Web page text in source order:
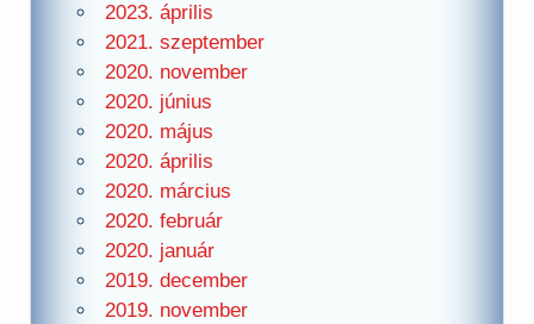
2023. április
2021. szeptember
2020. november
2020. június
2020. május
2020. április
2020. március
2020. február
2020. január
2019. december
2019. november